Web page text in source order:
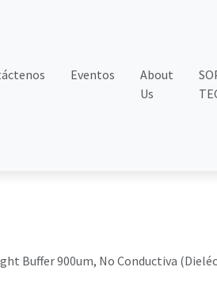
Eventos
About
Us
Buffer 900um, No Conductiva